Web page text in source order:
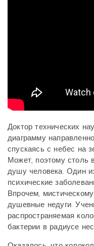
Доктор технических
диаграмму
спускаясь с небес на
Может, поэтому столь
душу человека. Один
психические
Впрочем,
душевные недуги.
распространяемая
бактерии в радиусе